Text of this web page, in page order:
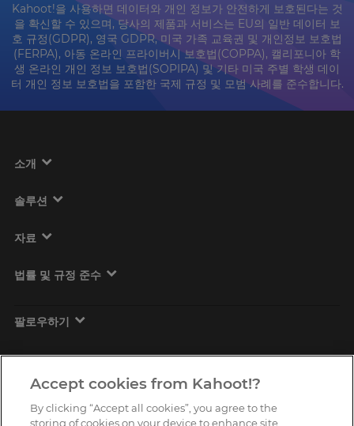
Kahoot!을 사용하면 데이터와 개인 정보가 안전하게 보호된다는 것
을 확신할 수 있으며, 당사의 제품과 서비스는 EU의 일반 데이터 보
호 규정(GDPR), 영국 GDPR, 미국 가족 교육권 및 개인정보 보호법
(FERPA), 아동 온라인 프라이버시 보호법(COPPA), 캘리포니아 학
생 온라인 개인 정보 보호법(SOPIPA) 및 기타 미국 주별 학생 데이
터 개인 정보 보호법을 포함한 국제 규정 및 모범 사례를 준수합니다.
소개
솔루션
자료
법률 및 규정 준수
팔로우하기
Accept cookies from Kahoot!?
By clicking “Accept all cookies”, you agree to the
storing of cookies on your device to enhance site